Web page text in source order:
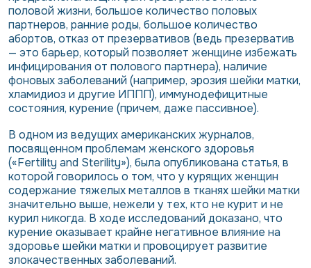
половой жизни, большое количество половых
партнеров, ранние роды, большое количество
абортов, отказ от презервативов (ведь презерватив
— это барьер, который позволяет женщине избежать
инфицирования от полового партнера), наличие
фоновых заболеваний (например, эрозия шейки матки,
хламидиоз и другие ИППП), иммунодефицитные
состояния, курение (причем, даже пассивное).
В одном из ведущих американских журналов,
посвященном проблемам женского здоровья
(«Fertility and Sterility»), была опубликована статья, в
которой говорилось о том, что у курящих женщин
содержание тяжелых металлов в тканях шейки матки
значительно выше, нежели у тех, кто не курит и не
курил никогда. В ходе исследований доказано, что
курение оказывает крайне негативное влияние на
здоровье шейки матки и провоцирует развитие
злокачественных заболеваний.